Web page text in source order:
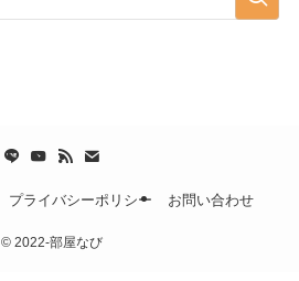
プライバシーポリシー お問い合わせ
© 2022-部屋なび